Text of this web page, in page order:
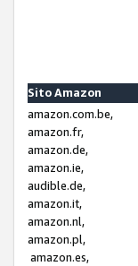
Sito Amazon
amazon.com.be,
amazon.fr,
amazon.de,
amazon.ie,
audible.de,
amazon.it,
amazon.nl,
amazon.pl,
amazon.es,